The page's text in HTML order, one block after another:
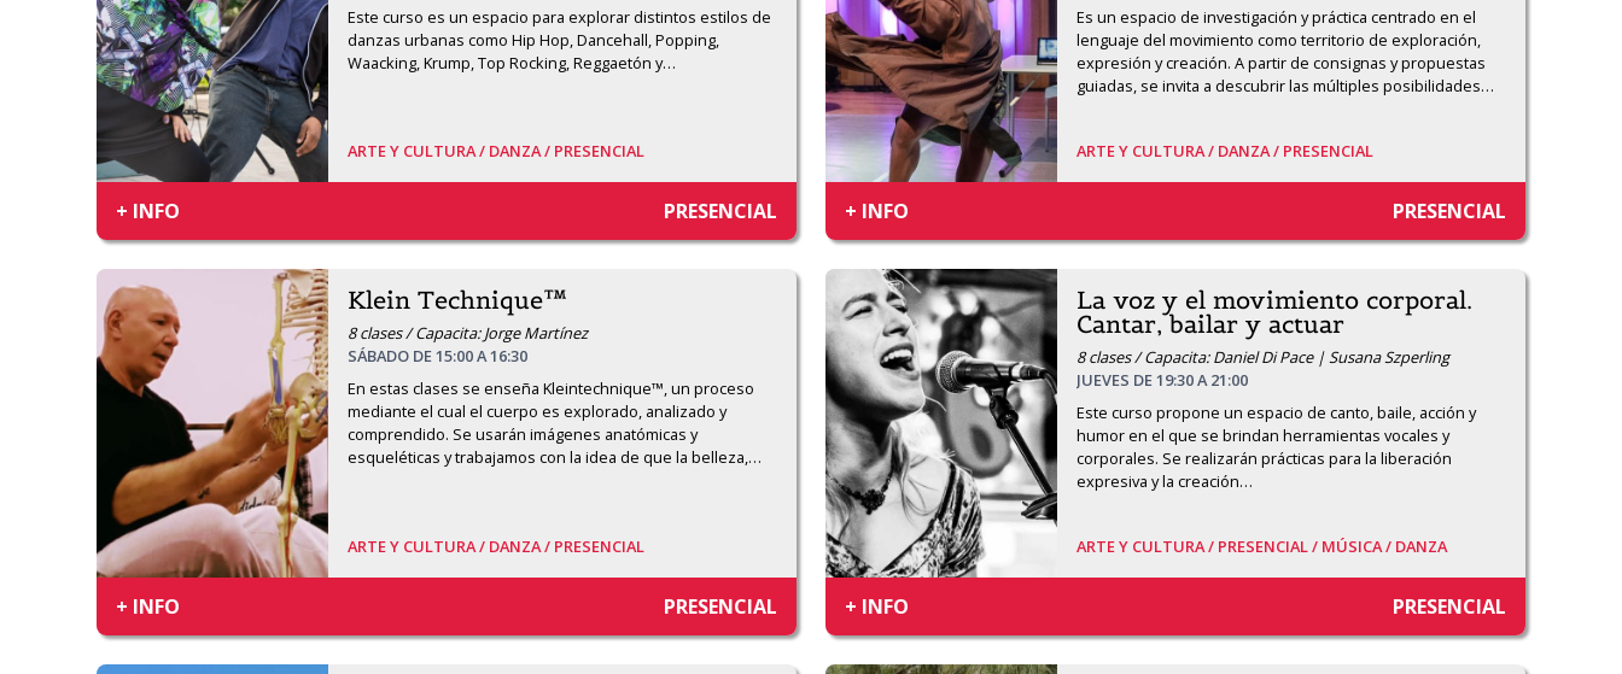
Este curso es un espacio para explorar distintos estilos de
danzas urbanas como Hip Hop, Dancehall, Popping,
Waacking, Krump, Top Rocking, Reggaetón y…
ARTE Y CULTURA / DANZA / PRESENCIAL
+ INFO PRESENCIAL
Es un espacio de investigación y práctica centrado en el
lenguaje del movimiento como territorio de exploración,
expresión y creación. A partir de consignas y propuestas
guiadas, se invita a descubrir las múltiples posibilidades…
ARTE Y CULTURA / DANZA / PRESENCIAL
+ INFO PRESENCIAL
Klein Technique™
8 clases / Capacita: Jorge Martínez
SÁBADO DE 15:00 A 16:30
En estas clases se enseña Kleintechnique™, un proceso
mediante el cual el cuerpo es explorado, analizado y
comprendido. Se usarán imágenes anatómicas y
esqueléticas y trabajamos con la idea de que la belleza,…
ARTE Y CULTURA / DANZA / PRESENCIAL
+ INFO PRESENCIAL
La voz y el movimiento corporal.
Cantar, bailar y actuar
8 clases / Capacita: Daniel Di Pace | Susana Szperling
JUEVES DE 19:30 A 21:00
Este curso propone un espacio de canto, baile, acción y
humor en el que se brindan herramientas vocales y
corporales. Se realizarán prácticas para la liberación
expresiva y la creación…
ARTE Y CULTURA / PRESENCIAL / MÚSICA / DANZA
+ INFO PRESENCIAL